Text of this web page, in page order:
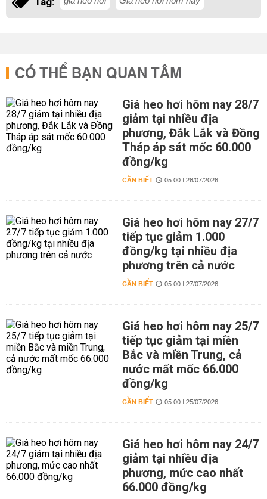
CÓ THỂ BẠN QUAN TÂM
Giá heo hơi hôm nay 28/7
giảm tại nhiều địa
phương, Đắk Lắk và Đồng
Tháp áp sát mốc 60.000
đồng/kg
CẦN BIẾT 05:00 | 28/07/2026
Giá heo hơi hôm nay 27/7
tiếp tục giảm 1.000
đồng/kg tại nhiều địa
phương trên cả nước
CẦN BIẾT 05:00 | 27/07/2026
Giá heo hơi hôm nay 25/7
tiếp tục giảm tại miền
Bắc và miền Trung, cả
nước mất mốc 66.000
đồng/kg
CẦN BIẾT 05:00 | 25/07/2026
Giá heo hơi hôm nay 24/7
giảm tại nhiều địa
phương, mức cao nhất
66.000 đồng/kg